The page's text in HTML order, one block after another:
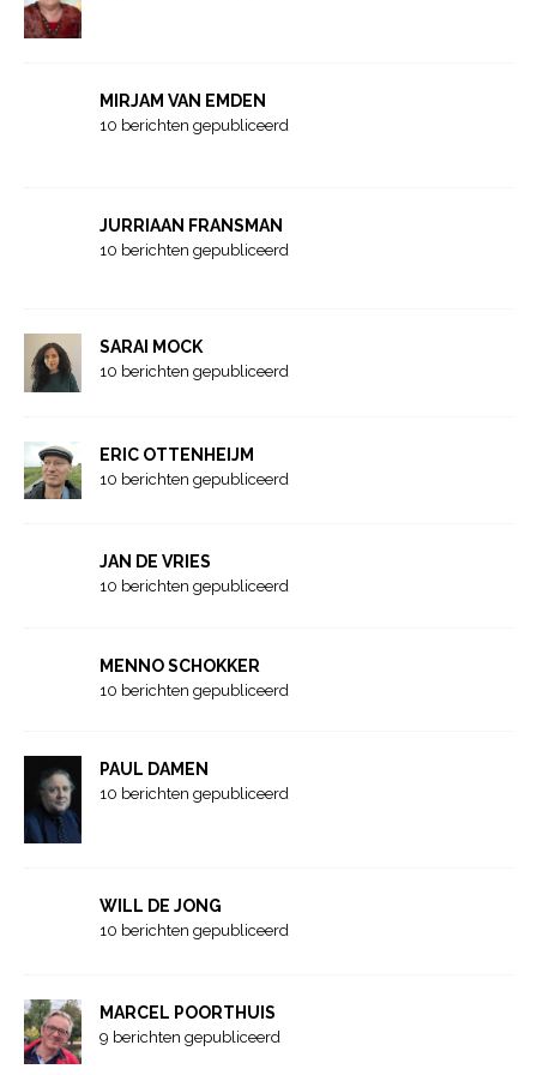
MIRJAM VAN EMDEN
10 berichten gepubliceerd
JURRIAAN FRANSMAN
10 berichten gepubliceerd
SARAI MOCK
10 berichten gepubliceerd
ERIC OTTENHEIJM
10 berichten gepubliceerd
JAN DE VRIES
10 berichten gepubliceerd
MENNO SCHOKKER
10 berichten gepubliceerd
PAUL DAMEN
10 berichten gepubliceerd
WILL DE JONG
10 berichten gepubliceerd
MARCEL POORTHUIS
9 berichten gepubliceerd